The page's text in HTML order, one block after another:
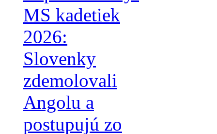
MS kadetiek
2026:
Slovenky
zdemolovali
Angolu a
postupujú zo